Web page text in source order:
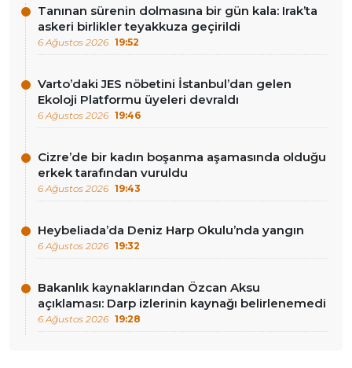
Tanınan sürenin dolmasına bir gün kala: Irak’ta
askeri birlikler teyakkuza geçirildi
6 Ağustos 2026 19:52
Varto’daki JES nöbetini İstanbul’dan gelen
Ekoloji Platformu üyeleri devraldı
6 Ağustos 2026 19:46
Cizre’de bir kadın boşanma aşamasında olduğu
erkek tarafından vuruldu
6 Ağustos 2026 19:43
Heybeliada’da Deniz Harp Okulu’nda yangın
6 Ağustos 2026 19:32
Bakanlık kaynaklarından Özcan Aksu
açıklaması: Darp izlerinin kaynağı belirlenemedi
6 Ağustos 2026 19:28